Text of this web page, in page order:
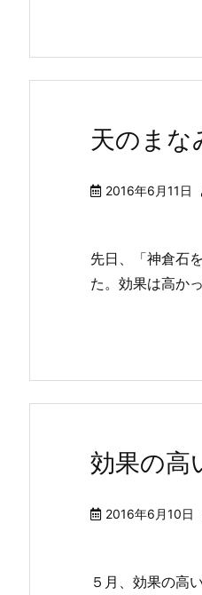
天のまな
2016年6月11日
先日、「神倉石
た。効果は高か
効果の高
2016年6月10日
５月、効果の高